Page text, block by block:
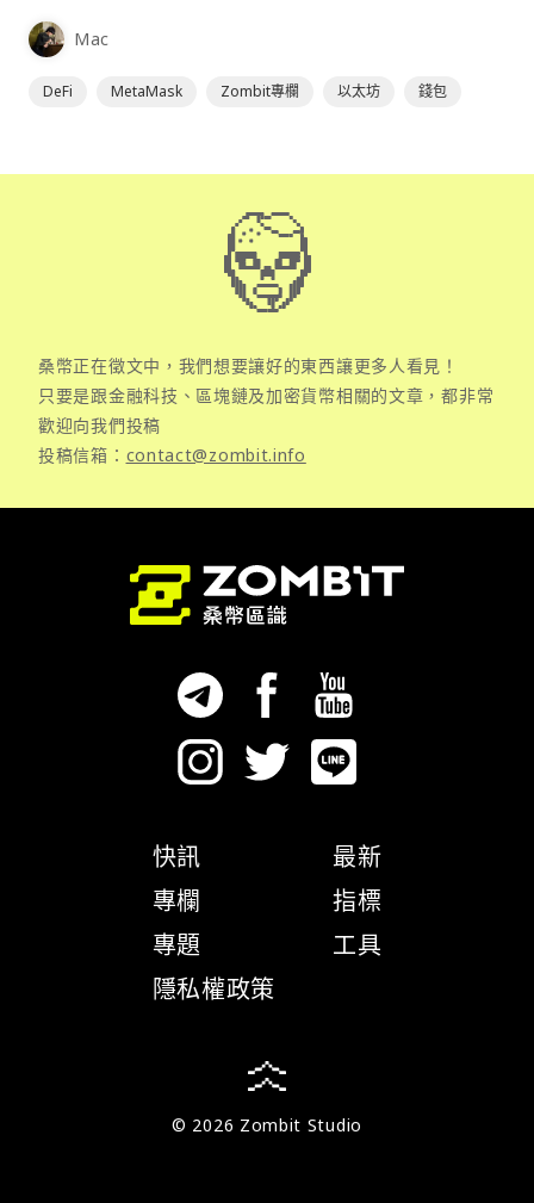
為插件使用，具備許多功能且使用上非常方便。
Mac
DeFi MetaMask Zombit專欄 以太坊 錢包
桑幣正在徵文中，我們想要讓好的東西讓更多人看見！
只要是跟金融科技、區塊鏈及加密貨幣相關的文章，都非常
歡迎向我們投稿
投稿信箱： contact@zombit.info
快訊
專欄
專題
隱私權政策
最新
指標
工具
© 2026 Zombit Studio